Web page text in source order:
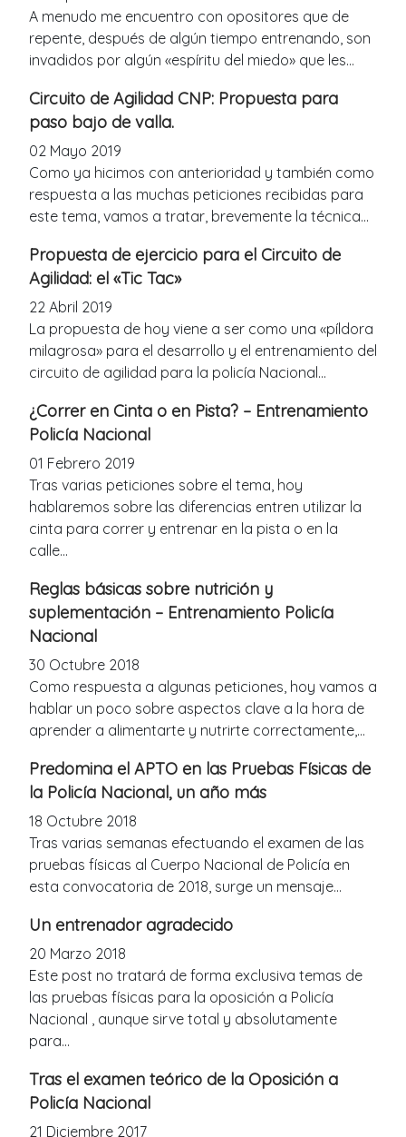
A menudo me encuentro con opositores que de
repente, después de algún tiempo entrenando, son
invadidos por algún «espíritu del miedo» que les...
Circuito de Agilidad CNP: Propuesta para
paso bajo de valla.
02 Mayo 2019
Como ya hicimos con anterioridad y también como
respuesta a las muchas peticiones recibidas para
este tema, vamos a tratar, brevemente la técnica...
Propuesta de ejercicio para el Circuito de
Agilidad: el «Tic Tac»
22 Abril 2019
La propuesta de hoy viene a ser como una «píldora
milagrosa» para el desarrollo y el entrenamiento del
circuito de agilidad para la policía Nacional...
¿Correr en Cinta o en Pista? – Entrenamiento
Policía Nacional
01 Febrero 2019
Tras varias peticiones sobre el tema, hoy
hablaremos sobre las diferencias entren utilizar la
cinta para correr y entrenar en la pista o en la
calle...
Reglas básicas sobre nutrición y
suplementación – Entrenamiento Policía
Nacional
30 Octubre 2018
Como respuesta a algunas peticiones, hoy vamos a
hablar un poco sobre aspectos clave a la hora de
aprender a alimentarte y nutrirte correctamente,...
Predomina el APTO en las Pruebas Físicas de
la Policía Nacional, un año más
18 Octubre 2018
Tras varias semanas efectuando el examen de las
pruebas físicas al Cuerpo Nacional de Policía en
esta convocatoria de 2018, surge un mensaje...
Un entrenador agradecido
20 Marzo 2018
Este post no tratará de forma exclusiva temas de
las pruebas físicas para la oposición a Policía
Nacional , aunque sirve total y absolutamente
para...
Tras el examen teórico de la Oposición a
Policía Nacional
21 Diciembre 2017